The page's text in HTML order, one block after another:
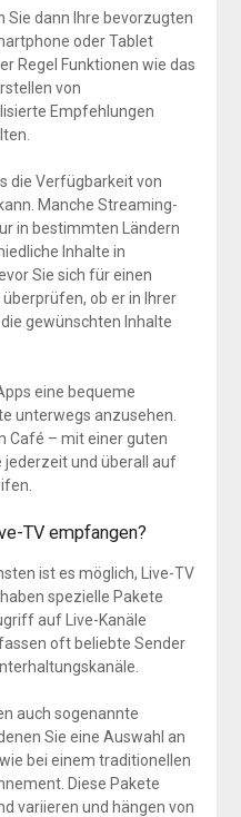
Sie dann Ihre bevorzugten
oder Tablet
Regel Funktionen wie das
von
Empfehlungen
die Verfügbarkeit von
Manche Streaming-
in bestimmten Ländern
Inhalte in
Sie sich für einen
ob er in Ihrer
gewünschten Inhalte
eine bequeme
unterwegs anzusehen.
Café – mit einer guten
jederzeit und überall auf
TV empfangen?
ist es möglich, Live-TV
spezielle Pakete
auf Live-Kanäle
oft beliebte Sender
auch sogenannte
Sie eine Auswahl an
bei einem traditionellen
Diese Pakete
variieren und hängen von